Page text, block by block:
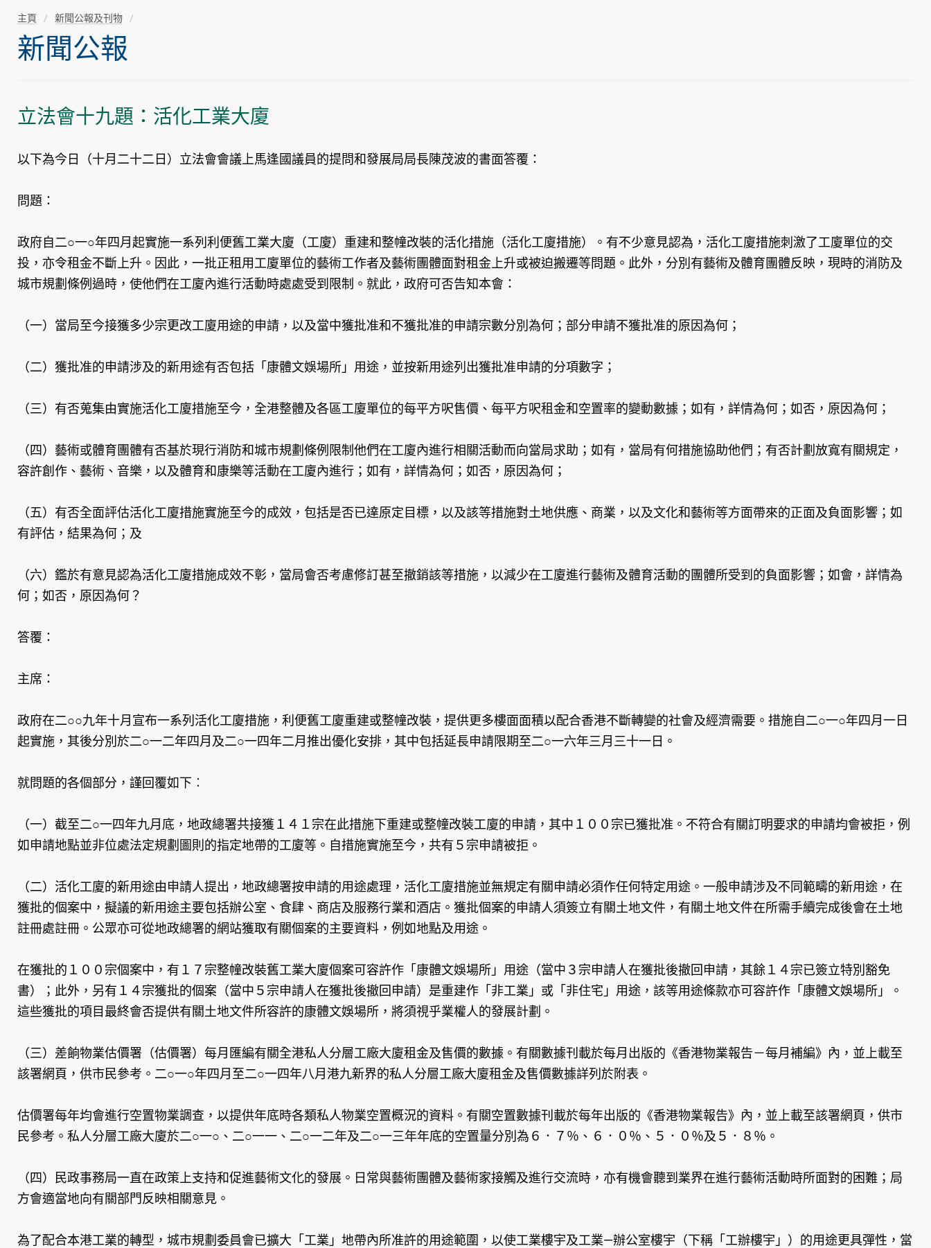
主頁 新聞公報及刊物
新聞公報
立法會十九題：活化工業大廈
以下為今日（十月二十二日）立法會會議上馬逢國議員的提問和發展局局長陳茂波的書面答覆：
問題：
政府自二○一○年四月起實施一系列利便舊工業大廈（工廈）重建和整幢改裝的活化措施（活化工廈措施）。有不少意見認為，活化工廈措施刺激了工廈單位的交
投，亦令租金不斷上升。因此，一批正租用工廈單位的藝術工作者及藝術團體面對租金上升或被迫搬遷等問題。此外，分別有藝術及體育團體反映，現時的消防及
城市規劃條例過時，使他們在工廈內進行活動時處處受到限制。就此，政府可否告知本會：
（一）當局至今接獲多少宗更改工廈用途的申請，以及當中獲批准和不獲批准的申請宗數分別為何；部分申請不獲批准的原因為何；
（二）獲批准的申請涉及的新用途有否包括「康體文娛場所」用途，並按新用途列出獲批准申請的分項數字；
（三）有否蒐集由實施活化工廈措施至今，全港整體及各區工廈單位的每平方呎售價、每平方呎租金和空置率的變動數據；如有，詳情為何；如否，原因為何；
（四）藝術或體育團體有否基於現行消防和城市規劃條例限制他們在工廈內進行相關活動而向當局求助；如有，當局有何措施協助他們；有否計劃放寬有關規定，
容許創作、藝術、音樂，以及體育和康樂等活動在工廈內進行；如有，詳情為何；如否，原因為何；
（五）有否全面評估活化工廈措施實施至今的成效，包括是否已達原定目標，以及該等措施對土地供應、商業，以及文化和藝術等方面帶來的正面及負面影響；如
有評估，結果為何；及
（六）鑑於有意見認為活化工廈措施成效不彰，當局會否考慮修訂甚至撤銷該等措施，以減少在工廈進行藝術及體育活動的團體所受到的負面影響；如會，詳情為
何；如否，原因為何？
答覆：
主席：
政府在二○○九年十月宣布一系列活化工廈措施，利便舊工廈重建或整幢改裝，提供更多樓面面積以配合香港不斷轉變的社會及經濟需要。措施自二○一○年四月一日
起實施，其後分別於二○一二年四月及二○一四年二月推出優化安排，其中包括延長申請限期至二○一六年三月三十一日。
就問題的各個部分，謹回覆如下︰
（一）截至二○一四年九月底，地政總署共接獲１４１宗在此措施下重建或整幢改裝工廈的申請，其中１００宗已獲批准。不符合有關訂明要求的申請均會被拒，例
如申請地點並非位處法定規劃圖則的指定地帶的工廈等。自措施實施至今，共有５宗申請被拒。
（二）活化工廈的新用途由申請人提出，地政總署按申請的用途處理，活化工廈措施並無規定有關申請必須作任何特定用途。一般申請涉及不同範疇的新用途，在
獲批的個案中，擬議的新用途主要包括辦公室、食肆、商店及服務行業和酒店。獲批個案的申請人須簽立有關土地文件，有關土地文件在所需手續完成後會在土地
註冊處註冊。公眾亦可從地政總署的網站獲取有關個案的主要資料，例如地點及用途。
在獲批的１００宗個案中，有１７宗整幢改裝舊工業大廈個案可容許作「康體文娛場所」用途（當中３宗申請人在獲批後撤回申請，其餘１４宗已簽立特別豁免
書）；此外，另有１４宗獲批的個案（當中５宗申請人在獲批後撤回申請）是重建作「非工業」或「非住宅」用途，該等用途條款亦可容許作「康體文娛場所」。
這些獲批的項目最終會否提供有關土地文件所容許的康體文娛場所，將須視乎業權人的發展計劃。
（三）差餉物業估價署（估價署）每月匯編有關全港私人分層工廠大廈租金及售價的數據。有關數據刊載於每月出版的《香港物業報告－每月補編》內，並上載至
該署網頁，供市民參考。二○一○年四月至二○一四年八月港九新界的私人分層工廠大廈租金及售價數據詳列於附表。
估價署每年均會進行空置物業調查，以提供年底時各類私人物業空置概況的資料。有關空置數據刊載於每年出版的《香港物業報告》內，並上載至該署網頁，供市
民參考。私人分層工廠大廈於二○一○、二○一一、二○一二年及二○一三年年底的空置量分別為６．７％、６．０％、５．０％及５．８％。
（四）民政事務局一直在政策上支持和促進藝術文化的發展。日常與藝術團體及藝術家接觸及進行交流時，亦有機會聽到業界在進行藝術活動時所面對的困難；局
方會適當地向有關部門反映相關意見。
為了配合本港工業的轉型，城市規劃委員會已擴大「工業」地帶內所准許的用途範圍，以使工業樓宇及工業—辦公室樓宇（下稱「工辦樓宇」）的用途更具彈性，當